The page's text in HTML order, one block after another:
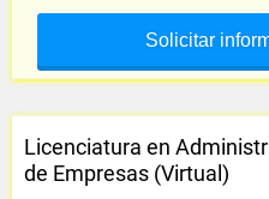
Solicitar
Licenciatura en
de Empresas (Virtual)